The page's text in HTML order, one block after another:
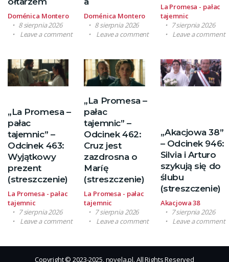
Doménica Montero
8 sierpnia 2026
Leave a comment
Doménica Montero
8 sierpnia 2026
Leave a comment
La Promesa - pałac
tajemnic
7 sierpnia 2026
Leave a comment
„La Promesa –
pałac
tajemnic” –
Odcinek 463:
Wyjątkowy
prezent
(streszczenie)
La Promesa - pałac
tajemnic
7 sierpnia 2026
Leave a comment
„La Promesa –
pałac
tajemnic” –
Odcinek 462:
Cruz jest
zazdrosna o
Maríę
(streszczenie)
La Promesa - pałac
tajemnic
7 sierpnia 2026
Leave a comment
„Akacjowa 38”
– Odcinek 946:
Silvia i Arturo
szykują się do
ślubu
(streszczenie)
Akacjowa 38
7 sierpnia 2026
Leave a comment
Copyright © 2023-2025, novela.pl. All Rights Reserved